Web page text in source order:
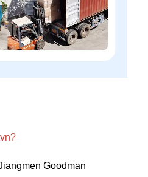
Goodman